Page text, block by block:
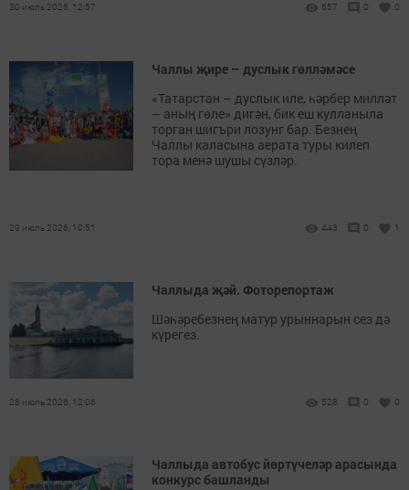
30 июль 2026, 12:57 657 0 0
Чаллы җире – дуслык гөлләмәсе
«Татарстан – дуслык иле, һәрбер милләт
– аның гөле» дигән, бик еш кулланыла
торган шигъри лозунг бар. Безнең
Чаллы каласына аерата туры килеп
тора менә шушы сүзләр.
29 июль 2026, 10:51 443 0 1
Чаллыда җәй. Фоторепортаж
Шәһәребезнең матур урыннарын сез дә
күрегез.
28 июль 2026, 12:06 528 0 0
Чаллыда автобус йөртүчеләр арасында
конкурс башланды